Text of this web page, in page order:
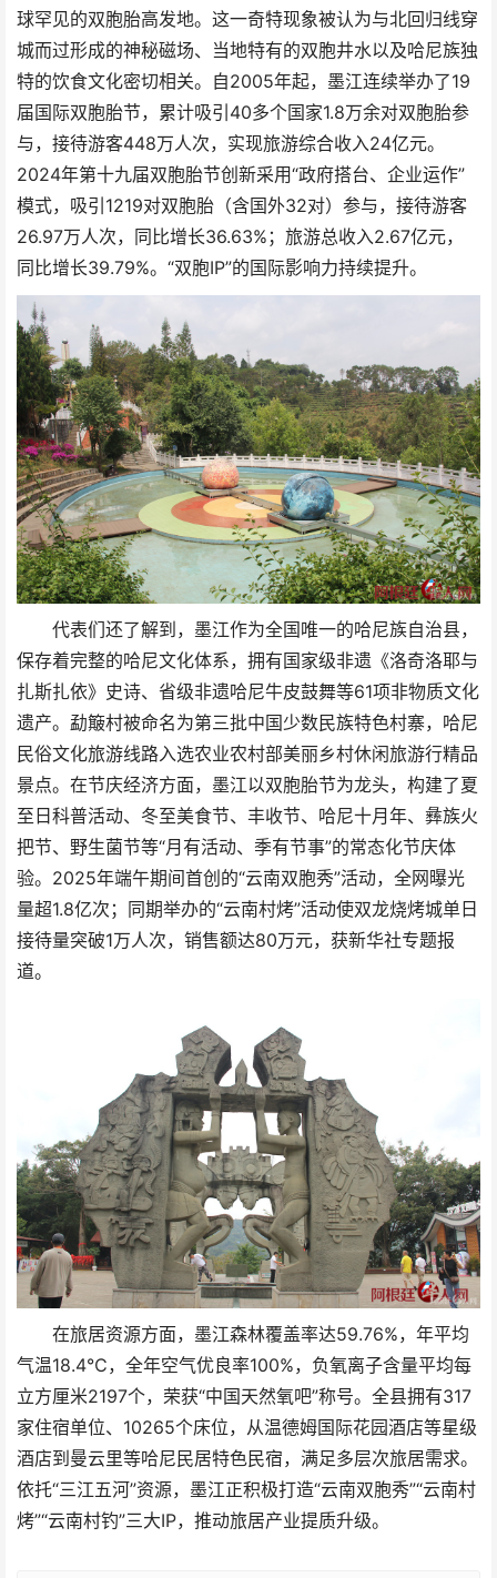
球罕见的双胞胎高发地。这一奇特现象被认为与北回归线穿
城而过形成的神秘磁场、当地特有的双胞井水以及哈尼族独
特的饮食文化密切相关。自2005年起，墨江连续举办了19
届国际双胞胎节，累计吸引40多个国家1.8万余对双胞胎参
与，接待游客448万人次，实现旅游综合收入24亿元。
2024年第十九届双胞胎节创新采用“政府搭台、企业运作”
模式，吸引1219对双胞胎（含国外32对）参与，接待游客
26.97万人次，同比增长36.63%；旅游总收入2.67亿元，
同比增长39.79%。“双胞IP”的国际影响力持续提升。
代表们还了解到，墨江作为全国唯一的哈尼族自治县，
保存着完整的哈尼文化体系，拥有国家级非遗《洛奇洛耶与
扎斯扎依》史诗、省级非遗哈尼牛皮鼓舞等61项非物质文化
遗产。勐簸村被命名为第三批中国少数民族特色村寨，哈尼
民俗文化旅游线路入选农业农村部美丽乡村休闲旅游行精品
景点。在节庆经济方面，墨江以双胞胎节为龙头，构建了夏
至日科普活动、冬至美食节、丰收节、哈尼十月年、彝族火
把节、野生菌节等“月有活动、季有节事”的常态化节庆体
验。2025年端午期间首创的“云南双胞秀”活动，全网曝光
量超1.8亿次；同期举办的“云南村烤”活动使双龙烧烤城单日
接待量突破1万人次，销售额达80万元，获新华社专题报
道。
在旅居资源方面，墨江森林覆盖率达59.76%，年平均
气温18.4℃，全年空气优良率100%，负氧离子含量平均每
立方厘米2197个，荣获“中国天然氧吧”称号。全县拥有317
家住宿单位、10265个床位，从温德姆国际花园酒店等星级
酒店到曼云里等哈尼民居特色民宿，满足多层次旅居需求。
依托“三江五河”资源，墨江正积极打造“云南双胞秀”“云南村
烤”“云南村钓”三大IP，推动旅居产业提质升级。